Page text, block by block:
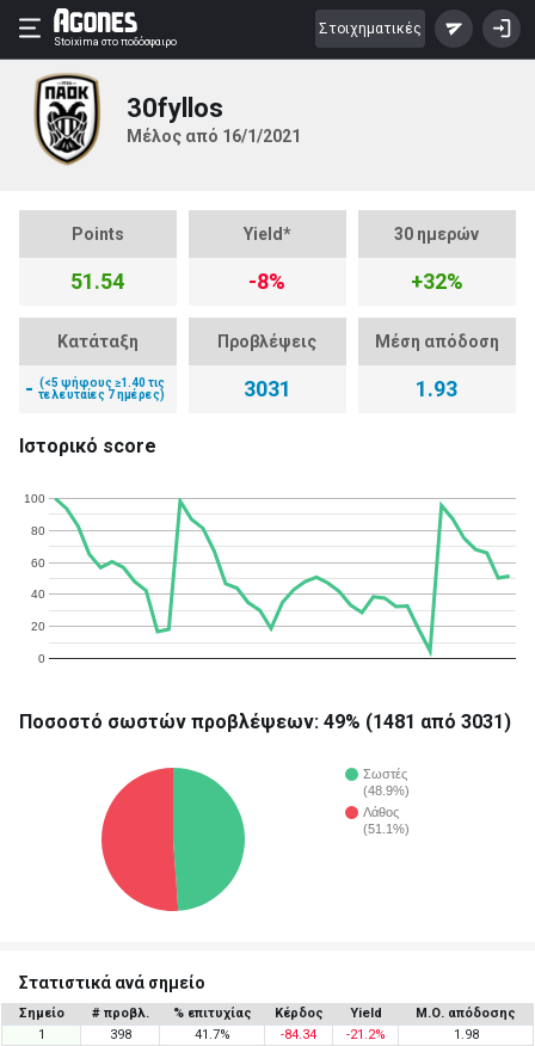
Stoixima στο ποδόσφαιρο
Στοιχηματικές
30fyllos
Μέλος από 16/1/2021
Points
51.54
Yield*
-8%
30 ημερών
+32%
Κατάταξη
- (<5 ψήφους ≥1.40 τις
τελευταίες 7 ημέρες)
Προβλέψεις
3031
Μέση απόδοση
1.93
Ιστορικό score
0
20
40
60
80
100
Ποσοστό σωστών προβλέψεων: 49% (1481 από 3031)
Σωστές
(48.9%)
Λάθος
(51.1%)
Στατιστικά ανά σημείο
Σημείο # προβλ. % επιτυχίας Κέρδος Yield
Μ.Ο. απόδοσης
1
398 41.7% -84.34 -21.2%
1.98